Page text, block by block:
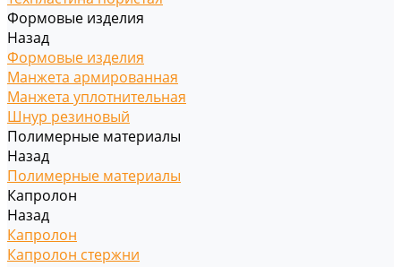
Формовые изделия
Назад
Формовые изделия
Манжета армированная
Манжета уплотнительная
Шнур резиновый
Полимерные материалы
Назад
Полимерные материалы
Капролон
Назад
Капролон
Капролон стержни